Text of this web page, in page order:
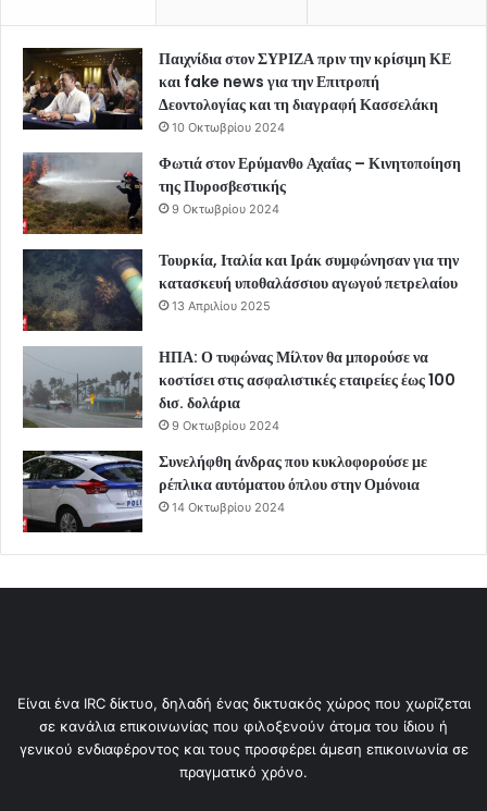
Παιχνίδια στον ΣΥΡΙΖΑ πριν την κρίσιμη ΚΕ
και fake news για την Επιτροπή
Δεοντολογίας και τη διαγραφή Κασσελάκη
10 Οκτωβρίου 2024
Φωτιά στον Ερύμανθο Αχαΐας – Κινητοποίηση
της Πυροσβεστικής
9 Οκτωβρίου 2024
Τουρκία, Ιταλία και Ιράκ συμφώνησαν για την
κατασκευή υποθαλάσσιου αγωγού πετρελαίου
13 Απριλίου 2025
ΗΠΑ: Ο τυφώνας Μίλτον θα μπορούσε να
κοστίσει στις ασφαλιστικές εταιρείες έως 100
δισ. δολάρια
9 Οκτωβρίου 2024
Συνελήφθη άνδρας που κυκλοφορούσε με
ρέπλικα αυτόματου όπλου στην Ομόνοια
14 Οκτωβρίου 2024
Είναι ένα IRC δίκτυο, δηλαδή ένας δικτυακός χώρος που χωρίζεται
σε κανάλια επικοινωνίας που φιλοξενούν άτομα του ίδιου ή
γενικού ενδιαφέροντος και τους προσφέρει άμεση επικοινωνία σε
πραγματικό χρόνο.